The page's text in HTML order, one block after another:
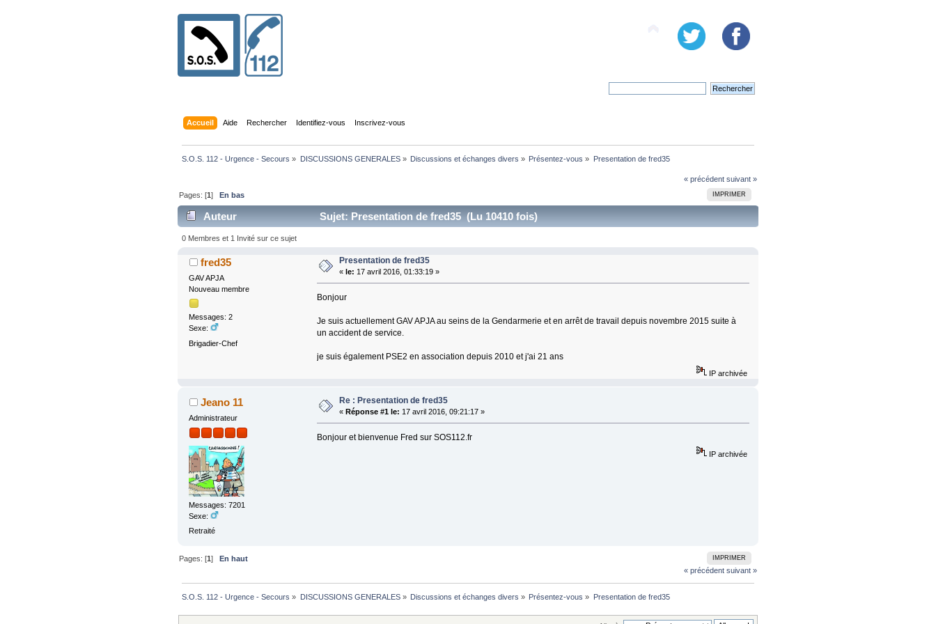
Accueil Aide Rechercher Identifiez-vous Inscrivez-vous
S.O.S. 112 - Urgence - Secours » DISCUSSIONS GENERALES» Discussions et échanges divers » Présentez-vous » Presentation de fred35
« précédent suivant »
IMPRIMER
Pages: [1]En bas
Auteur Sujet: Presentation de fred35 (Lu 10410 fois)
0 Membres et 1 Invité sur ce sujet
fred35
GAV APJA
Nouveau membre
Messages: 2
Sexe:
Brigadier-Chef
Presentation de fred35
«le: 17 avril 2016, 01:33:19 »
Bonjour
Je suis actuellement GAV APJA au seins de la Gendarmerie et en arrêt de travail depuis novembre 2015 suite à
un accident de service.
je suis également PSE2 en association depuis 2010 et j'ai 21 ans
IP archivée
Jeano 11
Administrateur
Messages: 7201
Sexe:
Retraité
Re : Presentation de fred35
« Réponse #1 le: 17 avril 2016, 09:21:17 »
Bonjour et bienvenue Fred sur SOS112.fr
IP archivée
IMPRIMER
Pages: [1]
En haut
« précédent suivant »
S.O.S. 112 - Urgence - Secours » DISCUSSIONS GENERALES» Discussions et échanges divers » Présentez-vous » Presentation de fred35